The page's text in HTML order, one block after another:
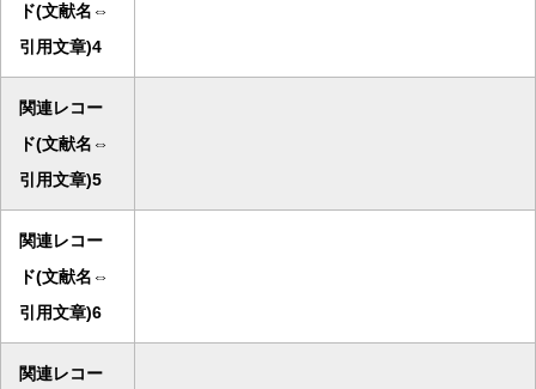
ド(文献名⇔
引用文章)4
関連レコー
ド(文献名⇔
引用文章)5
関連レコー
ド(文献名⇔
引用文章)6
関連レコー